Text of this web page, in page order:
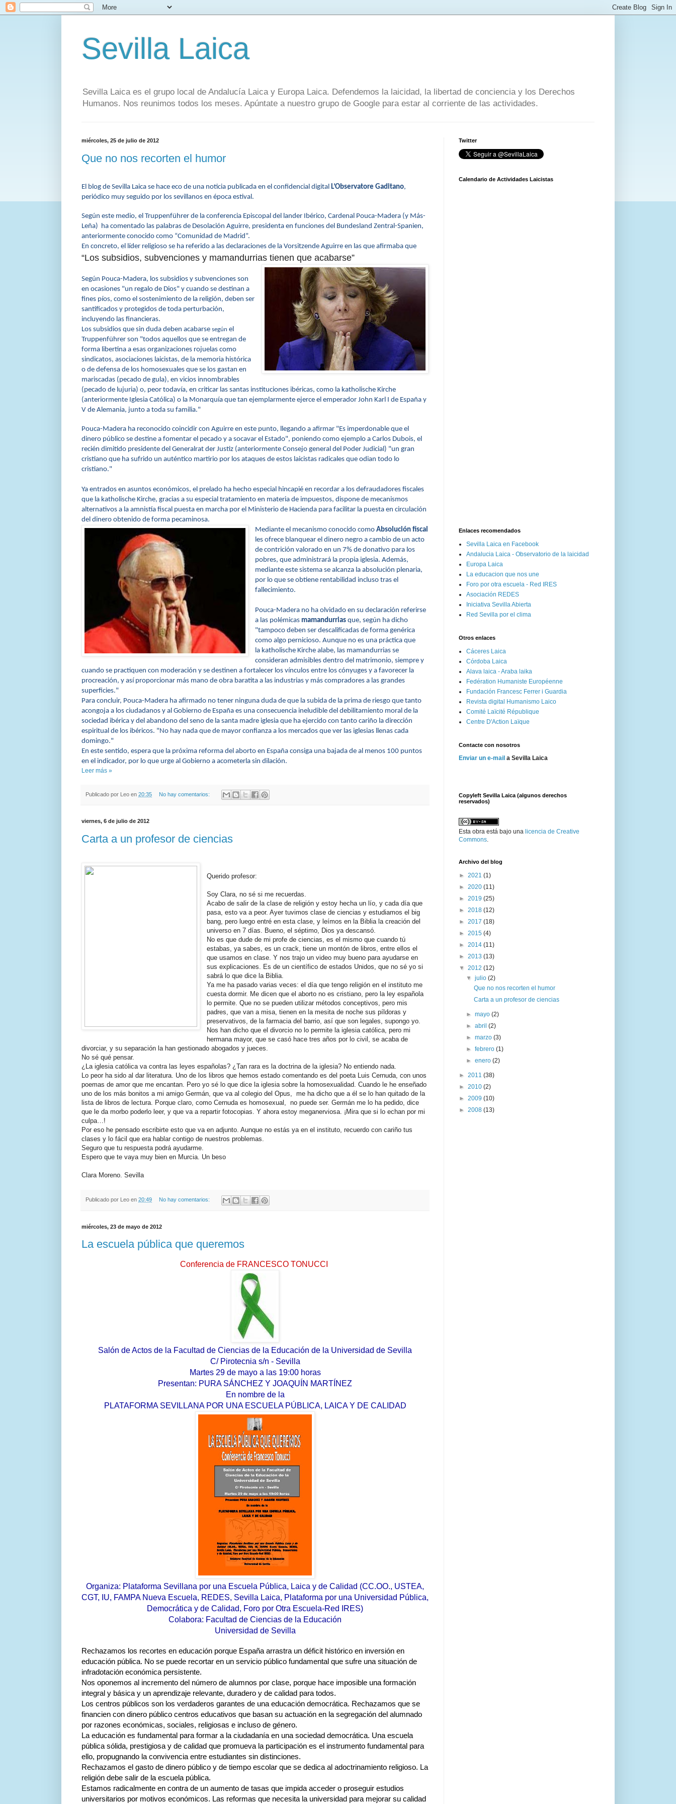
Sevilla Laica
Sevilla Laica es el grupo local de Andalucía Laica y Europa Laica. Defendemos la laicidad, la libertad de conciencia y los Derechos
Humanos. Nos reunimos todos los meses. Apúntate a nuestro grupo de Google para estar al corriente de las actividades.
miércoles, 25 de julio de 2012
Que no nos recorten el humor
El blog de Sevilla Laica se hace eco de una noticia publicada en el confidencial digital L’Observatore Gaditano,
periódico muy seguido por los sevillanos en época estival.
Según este medio, el Truppenführer de la conferencia Episcopal del lander Ibérico, Cardenal Pouca-Madera (y Más-
Leña) ha comentado las palabras de Desolación Aguirre, presidenta en funciones del Bundesland Zentral-Spanien,
anteriormente conocido como “Comunidad de Madrid”.
En concreto, el líder religioso se ha referido a las declaraciones de la Vorsitzende Aguirre en las que afirmaba que
“Los subsidios, subvenciones y mamandurrias tienen que acabarse”
Según Pouca-Madera, los subsidios y subvenciones son
en ocasiones "un regalo de Dios" y cuando se destinan a
fines píos, como el sostenimiento de la religión, deben ser
santificados y protegidos de toda perturbación,
incluyendo las financieras.
Los subsidios que sin duda deben acabarse según el
Truppenführer son "todos aquellos que se entregan de
forma libertina a esas organizaciones rojuelas como
sindicatos, asociaciones laicistas, de la memoria histórica
o de defensa de los homosexuales que se los gastan en
mariscadas (pecado de gula), en vicios innombrables
(pecado de lujuria) o, peor todavía, en criticar las santas instituciones ibéricas, como la katholische Kirche
(anteriormente Iglesia Católica) o la Monarquía que tan ejemplarmente ejerce el emperador John Karl I de España y
V de Alemania, junto a toda su familia."
Pouca-Madera ha reconocido coincidir con Aguirre en este punto, llegando a afirmar "Es imperdonable que el
dinero público se destine a fomentar el pecado y a socavar el Estado", poniendo como ejemplo a Carlos Dubois, el
recién dimitido presidente del Generalrat der Justiz (anteriormente Consejo general del Poder Judicial) "un gran
cristiano que ha sufrido un auténtico martirio por los ataques de estos laicistas radicales que odian todo lo
cristiano."
Ya entrados en asuntos económicos, el prelado ha hecho especial hincapié en recordar a los defraudadores fiscales
que la katholische Kirche, gracias a su especial tratamiento en materia de impuestos, dispone de mecanismos
alternativos a la amnistía fiscal puesta en marcha por el Ministerio de Hacienda para facilitar la puesta en circulación
del dinero obtenido de forma pecaminosa.
Mediante el mecanismo conocido comoAbsolución fiscal
lesofrece blanquear el dinero negro a cambio de un acto
de contrición valorado en un 7% de donativo para los
pobres, que administrará la propia iglesia. Además,
mediante este sistema se alcanza la absolución plenaria,
por lo que se obtiene rentabilidad incluso tras el
fallecimiento.
Pouca-Madera no ha olvidado en su declaración referirse
a las polémicas mamandurrias que, según ha dicho
"tampoco deben ser descalificadas de forma genérica
como algo pernicioso. Aunque no es una práctica que
la katholische Kirche alabe, las mamandurrias se
consideran admisibles dentro del matrimonio, siempre y
cuando se practiquen con moderación y se destinen a fortalecer los vínculos entre los cónyuges y a favorecer la
procreación, y así proporcionar más mano de obra baratita a las industrias y más compradores a las grandes
superficies."
Para concluir, Pouca-Madera ha afirmado no tener ninguna duda de que la subida de la prima de riesgo que tanto
acongoja a los ciudadanos y al Gobierno de España es una consecuencia ineludible del debilitamiento moral de la
sociedad ibérica y del abandono del seno de la santa madre iglesia que ha ejercido con tanto cariño la dirección
espiritual de los ibéricos. "No hay nada que de mayor confianza a los mercados que ver las iglesias llenas cada
domingo."
En este sentido, espera que la próxima reforma del aborto en España consiga una bajada de al menos 100 puntos
en el indicador, por lo que urge al Gobierno a acometerla sin dilación.
Leer más »
Publicado por Leo en 20:35 No hay comentarios:
viernes, 6 de julio de 2012
Carta a un profesor de ciencias
Querido profesor:
Soy Clara, no sé si me recuerdas.
Acabo de salir de la clase de religión y estoy hecha un lío, y cada día que
pasa, esto va a peor. Ayer tuvimos clase de ciencias y estudiamos el big
bang, pero luego entré en esta clase, y leímos en la Biblia la creación del
universo en 7 días. Bueno, el séptimo, Dios ya descansó.
No es que dude de mi profe de ciencias, es el mismo que cuando tú
estabas, ya sabes, es un crack, tiene un montón de libros, entre ellos el
que usamos en clase. Y nos trajo un video muy bueno para ayudarse en
sus explicaciones. Es de un científico de estados Unidos, que no sé yo si
sabrá lo que dice la Biblia.
Ya me ha pasado varias veces: el día que tengo religión en el instituto me
cuesta dormir. Me dicen que el aborto no es cristiano, pero la ley española
lo permite. Que no se pueden utilizar métodos conceptivos, pero mis
padres, que van a misa, tienen en la mesita de noche sus píldoras y
preservativos, de la farmacia del barrio, así que son legales, supongo yo.
Nos han dicho que el divorcio no lo permite la iglesia católica, pero mi
hermana mayor, que se casó hace tres años por lo civil, se acaba de
divorciar, y su separación la han gestionado abogados y jueces.
No sé qué pensar.
¿La iglesia católica va contra las leyes españolas? ¿Tan rara es la doctrina de la iglesia? No entiendo nada.
Lo peor ha sido al dar literatura. Uno de los libros que hemos estado comentando es del poeta Luis Cernuda, con unos
poemas de amor que me encantan. Pero yo sé lo que dice la iglesia sobre la homosexualidad. Cuando le he enseñado
uno de los más bonitos a mi amigo Germán, que va al colegio del Opus, me ha dicho que a él se lo han quitado de la
lista de libros de lectura. Porque claro, como Cernuda es homosexual, no puede ser. Germán me lo ha pedido, dice
que le da morbo poderlo leer, y que va a repartir fotocopias. Y ahora estoy meganerviosa. ¡Mira que si lo echan por mi
culpa…!
Por eso he pensado escribirte esto que va en adjunto. Aunque no estás ya en el instituto, recuerdo con cariño tus
clases y lo fácil que era hablar contigo de nuestros problemas.
Seguro que tu respuesta podrá ayudarme.
Espero que te vaya muy bien en Murcia. Un beso
Clara Moreno. Sevilla
Publicado por Leo en 20:49 No hay comentarios:
miércoles, 23 de mayo de 2012
La escuela pública que queremos
Conferencia de FRANCESCO TONUCCI
Salón de Actos de la Facultad de Ciencias de la Educación de la Universidad de Sevilla
C/ Pirotecnia s/n - Sevilla
Martes 29 de mayo a las 19:00 horas
Presentan: PURA SÁNCHEZ Y JOAQUÍN MARTÍNEZ
En nombre de la
PLATAFORMA SEVILLANA POR UNA ESCUELA PÚBLICA, LAICA Y DE CALIDAD
Organiza: Plataforma Sevillana por una Escuela Pública, Laica y de Calidad (CC.OO., USTEA,
CGT, IU, FAMPA Nueva Escuela, REDES, Sevilla Laica, Plataforma por una Universidad Pública,
Democrática y de Calidad, Foro por Otra Escuela-Red IRES)
Colabora: Facultad de Ciencias de la Educación
Universidad de Sevilla
Rechazamos los recortes en educación porque España arrastra un déficit histórico en inversión en
educación pública. No se puede recortar en un servicio público fundamental que sufre una situación de
infradotación económica persistente.
Nos oponemos al incremento del número de alumnos por clase, porque hace imposible una formación
integral y básica y un aprendizaje relevante, duradero y de calidad para todos.
Los centros públicos son los verdaderos garantes de una educación democrática. Rechazamos que se
financien con dinero público centros educativos que basan su actuación en la segregación del alumnado
por razones económicas, sociales, religiosas e incluso de género.
La educación es fundamental para formar a la ciudadanía en una sociedad democrática. Una escuela
pública sólida, prestigiosa y de calidad que promueva la participación es el instrumento fundamental para
ello, propugnando la convivencia entre estudiantes sin distinciones.
Rechazamos el gasto de dinero público y de tiempo escolar que se dedica al adoctrinamiento religioso. La
religión debe salir de la escuela pública.
Estamos radicalmente en contra de un aumento de tasas que impida acceder o proseguir estudios
universitarios por motivos económicos. Las reformas que necesita la universidad para mejorar su calidad
Twitter
Calendario de Actividades Laicistas
Enlaces recomendados
Sevilla Laica en Facebook
Andalucia Laica - Observatorio de la laicidad
Europa Laica
La educacion que nos une
Foro por otra escuela - Red IRES
Asociación REDES
Iniciativa Sevilla Abierta
Red Sevilla por el clima
Otros enlaces
Cáceres Laica
Córdoba Laica
Alava laica - Araba laika
Fedération Humaniste Européenne
Fundación Francesc Ferrer i Guardia
Revista digital Humanismo Laico
Comité Laïcité République
Centre D'Action Laïque
Contacte con nosotros
Enviar un e-mail a Sevilla Laica
Copyleft Sevilla Laica (algunos derechos
reservados)
Esta obra está bajo una licencia de Creative
Commons.
Archivo del blog
► 2021 (1)
► 2020 (11)
► 2019 (25)
► 2018 (12)
► 2017 (18)
► 2015 (4)
► 2014 (11)
► 2013 (13)
▼ 2012 (12)
▼julio(2)
Que no nos recorten el humor
Carta a un profesor de ciencias
►mayo(2)
►abril(2)
►marzo(3)
►febrero(1)
►enero(2)
► 2011 (38)
► 2010 (2)
► 2009 (10)
► 2008 (13)